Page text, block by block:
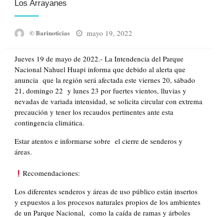
Los Arrayanes
© Barinoticias
Posted
mayo 19, 2022
Jueves 19 de mayo de 2022.- La Intendencia del Parque
Nacional Nahuel Huapi informa que debido al alerta que
anuncia que la región será afectada este viernes 20, sábado
21, domingo 22 y lunes 23 por fuertes vientos, lluvias y
nevadas de variada intensidad, se solicita circular con extrema
precaución y tener los recaudos pertinentes ante esta
contingencia climática.
Estar atentos e informarse sobre el cierre de senderos y
áreas.
Recomendaciones:
Los diferentes senderos y áreas de uso público están insertos
y expuestos a los procesos naturales propios de los ambientes
de un Parque Nacional, como la caída de ramas y árboles